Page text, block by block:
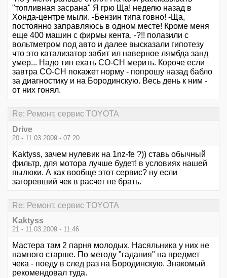
"топливная засрана" Я грю Ща! неделю назад в
Хонда-центре мыли. -Бензин типа говно! -Ща,
постоянно заправляюсь в одном месте! Кроме меня
еще 400 машин с фирмы кента. -?!! полазили с
вольтметром под авто и далее высказали гипотезу
что это катализатор забит ил наверное лямбда занд
умер... Надо тип ехать СО-СН мерить. Короче если
завтра СО-СН покажет норму - попрошу назад бабло
за диагностику и на Бородинскую. Весь день к ним -
от них гонял.
Re: Ремонт, сервис TOYOTA
Drive
20 - 11.03.2009 - 07:20
Kaktyss, зачем нулевик на 1nz-fe ?)) ставь обычный
фильтр, для мотора лучше будет! в условиях нашей
пылюки. А как вообще этот сервис? ну если
загоревший чек в расчет не брать.
Re: Ремонт, сервис TOYOTA
Kaktyss
21 - 11.03.2009 - 11:46
Мастера там 2 парня молодых. Насяльника у них не
намного старше. По методу "гадания" на предмет
чека - поеду в след раз на Бородинскую. Знакомый
рекомендовал туда.